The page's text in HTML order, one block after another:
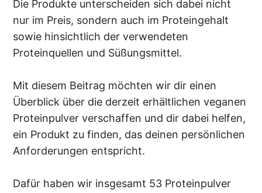
Die Produkte unterscheiden sich dabei nicht
nur im Preis, sondern auch im Proteingehalt
sowie hinsichtlich der verwendeten
Proteinquellen und Süßungsmittel.
Mit diesem Beitrag möchten wir dir einen
Überblick über die derzeit erhältlichen veganen
Proteinpulver verschaffen und dir dabei helfen,
ein Produkt zu finden, das deinen persönlichen
Anforderungen entspricht.
Dafür haben wir insgesamt 53 Proteinpulver